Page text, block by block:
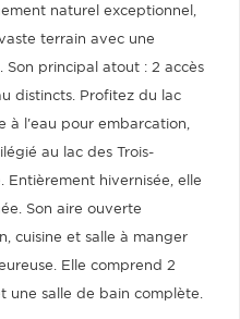
naturel exceptionnel,
terrain avec une
Son principal atout : 2 accès
distincts. Profitez du lac
à l'eau pour embarcation,
au lac des Trois-
Entièrement hivernisée, elle
Son aire ouverte
cuisine et salle à manger
Elle comprend 2
une salle de bain complète.